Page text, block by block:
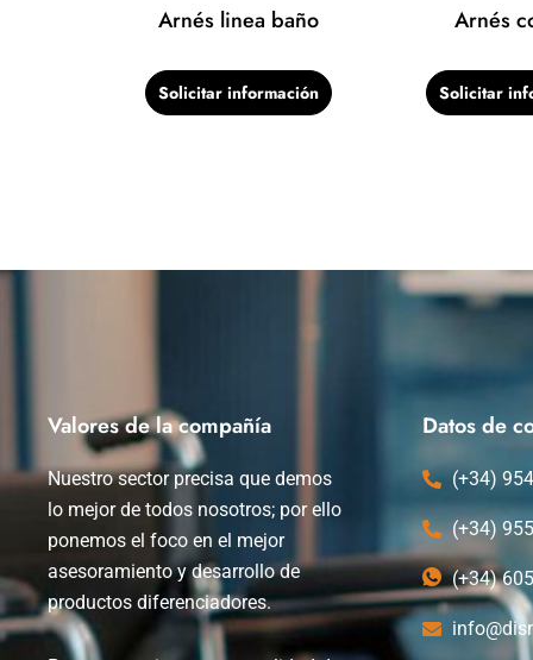
Arnés linea baño
Solicitar información
Arnés
Solicitar
Valores de la compañía
Nuestro sector precisa que demos
lo mejor de todos nosotros; por ello
ponemos el foco en el mejor
asesoramiento y desarrollo de
productos diferenciadores.
Datos de
(+34)
(+34)
(+34)